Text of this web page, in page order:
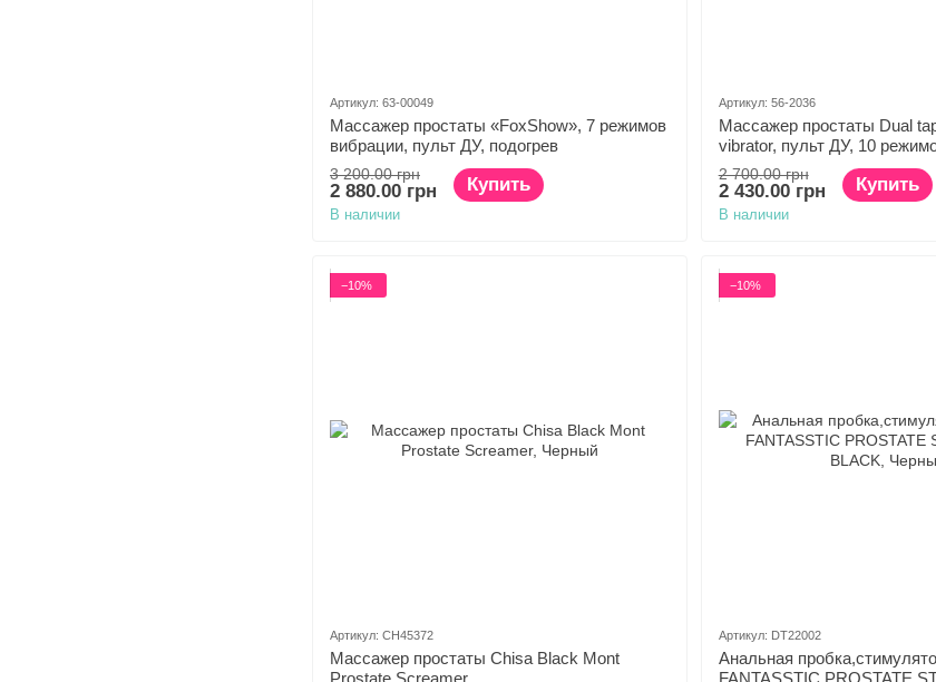
Артикул: 63-00049
Массажер простаты «FoxShow», 7 режимов
вибрации, пульт ДУ, подогрев
3 200.00 грн
2 880.00 грн Купить
В наличии
Артикул: 56-2036
Массажер простаты Dual
vibrator, пульт ДУ, 10
2 700.00 грн
2 430.00 грн Купить
В наличии
−10%
Артикул: CH45372
Массажер простаты Chisa Black Mont
Prostate Screamer
−10%
Артикул: DT22002
Анальная
FANTASSTIC PROSTATE